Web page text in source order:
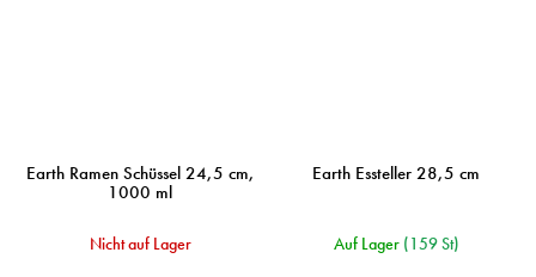
Earth Ramen Schüssel 24,5 cm,
1000 ml
Nicht auf Lager
Earth Essteller 28,5 cm
Auf Lager (159 St)